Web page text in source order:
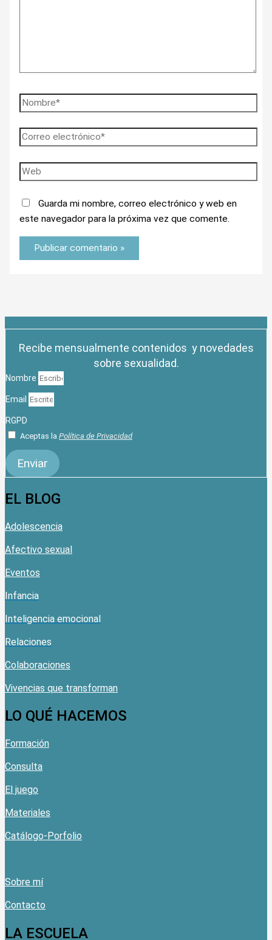
Guarda mi nombre, correo electrónico y web en
este navegador para la próxima vez que comente.
Recibe mensualmente contenidos y novedades
sobre sexualidad.
Nombre
Email
RGPD
Aceptas la Política de Privacidad
Enviar
EL BLOG
Adolescencia
Afectivo sexual
Eventos
Infancia
Inteligencia emocional
Relaciones
Colaboraciones
Vivencias que transforman
LO QUÉ HACEMOS
Formación
Consulta
El juego
Materiales
Catálogo-Porfolio
Sobre mí
Contacto
LA ESCUELA